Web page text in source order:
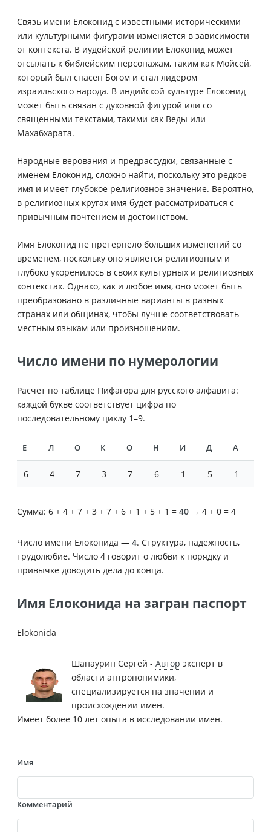
Связь имени Елоконид с известными историческими
или культурными фигурами изменяется в зависимости
от контекста. В иудейской религии Елоконид может
отсылать к библейским персонажам, таким как Мойсей,
который был спасен Богом и стал лидером
израильского народа. В индийской культуре Елоконид
может быть связан с духовной фигурой или со
священными текстами, такими как Веды или
Махабхарата.
Народные верования и предрассудки, связанные с
именем Елоконид, сложно найти, поскольку это редкое
имя и имеет глубокое религиозное значение. Вероятно,
в религиозных кругах имя будет рассматриваться с
привычным почтением и достоинством.
Имя Елоконид не претерпело больших изменений со
временем, поскольку оно является религиозным и
глубоко укоренилось в своих культурных и религиозных
контекстах. Однако, как и любое имя, оно может быть
преобразовано в различные варианты в разных
странах или общинах, чтобы лучше соответствовать
местным языкам или произношениям.
Число имени по нумерологии
Расчёт по таблице Пифагора для русского алфавита:
каждой букве соответствует цифра по
последовательному циклу 1–9.
Е Л О К О Н И Д А
6 4 7 3 7 6 1 5 1
Сумма: 6 + 4 + 7 + 3 + 7 + 6 + 1 + 5 + 1 = 40 → 4 + 0 = 4
Число имени Елоконида — 4. Структура, надёжность,
трудолюбие. Число 4 говорит о любви к порядку и
привычке доводить дела до конца.
Имя Елоконида на загран паспорт
Elokonida
Шанаурин Сергей - Автор эксперт в
области антропонимики,
специализируется на значении и
происхождении имен.
Имеет более 10 лет опыта в исследовании имен.
Имя
Комментарий